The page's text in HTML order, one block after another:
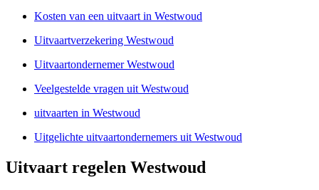
Kosten van een uitvaart in Westwoud
Uitvaartverzekering Westwoud
Uitvaartondernemer Westwoud
Veelgestelde vragen uit Westwoud
uitvaarten in Westwoud
Uitgelichte uitvaartondernemers uit Westwoud
Uitvaart regelen Westwoud